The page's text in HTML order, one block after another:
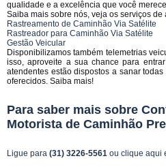
qualidade e a excelência que você
Saiba mais sobre nós, veja os serviços de
Rastreamento de Caminhão Via Satélite
Rastreador para Caminhão Via Satélite
Gestão Veicular
Disponibilizamos também telemetrias
isso, aproveite a sua chance para
atendentes estão dispostos a sanar
oferecidos. Saiba mais!
Para saber mais sobre
Motorista de Caminhão
Ligue para (31) 3226-5561 ou clique aqui